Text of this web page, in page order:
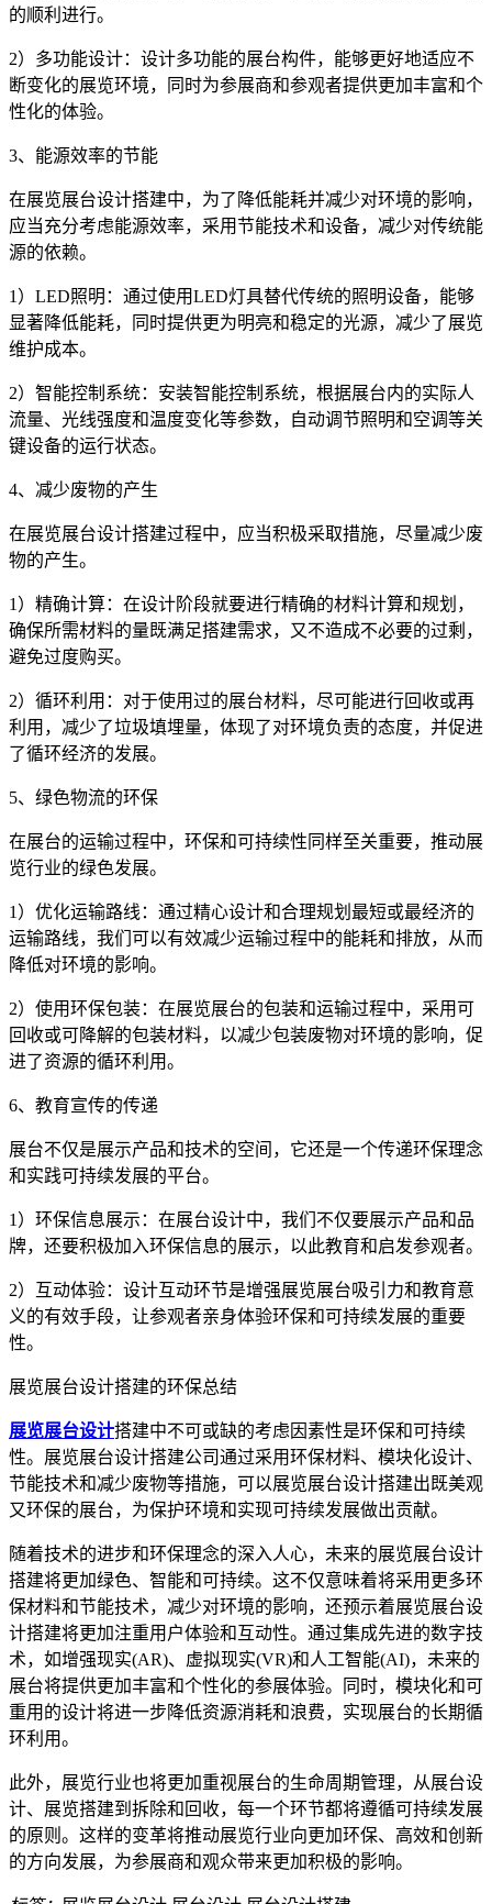
的顺利进行。
2）多功能设计：设计多功能的展台构件，能够更好地适应不
断变化的展览环境，同时为参展商和参观者提供更加丰富和个
性化的体验。
3、能源效率的节能
在展览展台设计搭建中，为了降低能耗并减少对环境的影响，
应当充分考虑能源效率，采用节能技术和设备，减少对传统能
源的依赖。
1）LED照明：通过使用LED灯具替代传统的照明设备，能够
显著降低能耗，同时提供更为明亮和稳定的光源，减少了展览
维护成本。
2）智能控制系统：安装智能控制系统，根据展台内的实际人
流量、光线强度和温度变化等参数，自动调节照明和空调等关
键设备的运行状态。
4、减少废物的产生
在展览展台设计搭建过程中，应当积极采取措施，尽量减少废
物的产生。
1）精确计算：在设计阶段就要进行精确的材料计算和规划，
确保所需材料的量既满足搭建需求，又不造成不必要的过剩，
避免过度购买。
2）循环利用：对于使用过的展台材料，尽可能进行回收或再
利用，减少了垃圾填埋量，体现了对环境负责的态度，并促进
了循环经济的发展。
5、绿色物流的环保
在展台的运输过程中，环保和可持续性同样至关重要，推动展
览行业的绿色发展。
1）优化运输路线：通过精心设计和合理规划最短或最经济的
运输路线，我们可以有效减少运输过程中的能耗和排放，从而
降低对环境的影响。
2）使用环保包装：在展览展台的包装和运输过程中，采用可
回收或可降解的包装材料，以减少包装废物对环境的影响，促
进了资源的循环利用。
6、教育宣传的传递
展台不仅是展示产品和技术的空间，它还是一个传递环保理念
和实践可持续发展的平台。
1）环保信息展示：在展台设计中，我们不仅要展示产品和品
牌，还要积极加入环保信息的展示，以此教育和启发参观者。
2）互动体验：设计互动环节是增强展览展台吸引力和教育意
义的有效手段，让参观者亲身体验环保和可持续发展的重要
性。
展览展台设计搭建的环保总结
展览展台设计搭建中不可或缺的考虑因素性是环保和可持续
性。展览展台设计搭建公司通过采用环保材料、模块化设计、
节能技术和减少废物等措施，可以展览展台设计搭建出既美观
又环保的展台，为保护环境和实现可持续发展做出贡献。
随着技术的进步和环保理念的深入人心，未来的展览展台设计
搭建将更加绿色、智能和可持续。这不仅意味着将采用更多环
保材料和节能技术，减少对环境的影响，还预示着展览展台设
计搭建将更加注重用户体验和互动性。通过集成先进的数字技
术，如增强现实(AR)、虚拟现实(VR)和人工智能(AI)，未来的
展台将提供更加丰富和个性化的参展体验。同时，模块化和可
重用的设计将进一步降低资源消耗和浪费，实现展台的长期循
环利用。
此外，展览行业也将更加重视展台的生命周期管理，从展台设
计、展览搭建到拆除和回收，每一个环节都将遵循可持续发展
的原则。这样的变革将推动展览行业向更加环保、高效和创新
的方向发展，为参展商和观众带来更加积极的影响。